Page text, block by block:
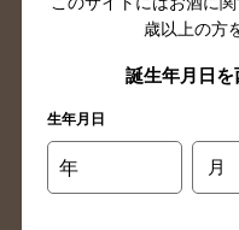
山口県のバー
島根県のバー
高知県のバー
長崎県のバー検
歳以上の方
誕生年月日を
生年月日
年 月